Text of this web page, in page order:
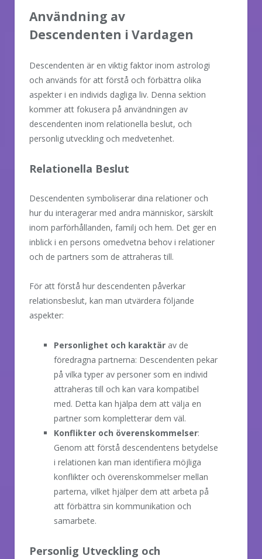
Användning av
Descendenten i Vardagen
Descendenten är en viktig faktor inom astrologi
och används för att förstå och förbättra olika
aspekter i en individs dagliga liv. Denna sektion
kommer att fokusera på användningen av
descendenten inom relationella beslut, och
personlig utveckling och medvetenhet.
Relationella Beslut
Descendenten symboliserar dina relationer och
hur du interagerar med andra människor, särskilt
inom parförhållanden, familj och hem. Det ger en
inblick i en persons omedvetna behov i relationer
och de partners som de attraheras till.
För att förstå hur descendenten påverkar
relationsbeslut, kan man utvärdera följande
aspekter:
Personlighet och karaktär av de
föredragna partnerna: Descendenten pekar
på vilka typer av personer som en individ
attraheras till och kan vara kompatibel
med. Detta kan hjälpa dem att välja en
partner som kompletterar dem väl.
Konflikter och överenskommelser:
Genom att förstå descendentens betydelse
i relationen kan man identifiera möjliga
konflikter och överenskommelser mellan
parterna, vilket hjälper dem att arbeta på
att förbättra sin kommunikation och
samarbete.
Personlig Utveckling och